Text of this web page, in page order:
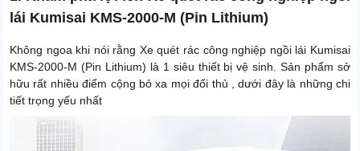
Rãnh trục 1200mm
Kiểu làm việc Ngồi lái
Kích thước sản phẩm 4300 x 2350 x 2460mm
Trọng lượng đóng gói
Loại truyền động
lái Kumisai KMS-2000-M (Pin Lithium)
Không ngoa khi nói rằng Xe quét rác công nghiệp ngồi lái Kumisai
KMS-2000-M (Pin Lithium) là 1 siêu thiết bị vệ sinh. Sản phẩm sở
hữu rất nhiều điểm cộng bỏ xa mọi đối thủ , dưới đây là những chi
tiết trọng yếu nhất